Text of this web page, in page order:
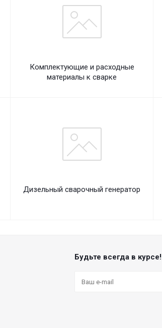
Комплектующие и расходные
материалы к сварке
Дизельный сварочный генератор
Будьте всегда в курсе!